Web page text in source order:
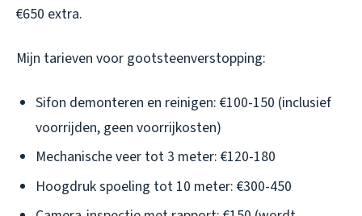
€650 extra.
Mijn tarieven voor gootsteenverstopping:
Sifon demonteren en reinigen: €100-150 (inclusief
voorrijden, geen voorrijkosten)
Mechanische veer tot 3 meter: €120-180
Hoogdruk spoeling tot 10 meter: €300-450